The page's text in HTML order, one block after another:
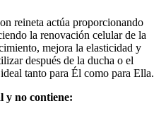
reineta actúa proporcionando
la renovación celular de la
mejora la elasticidad y
después de la ducha o el
tanto para Él como para Ella.
y no contiene: